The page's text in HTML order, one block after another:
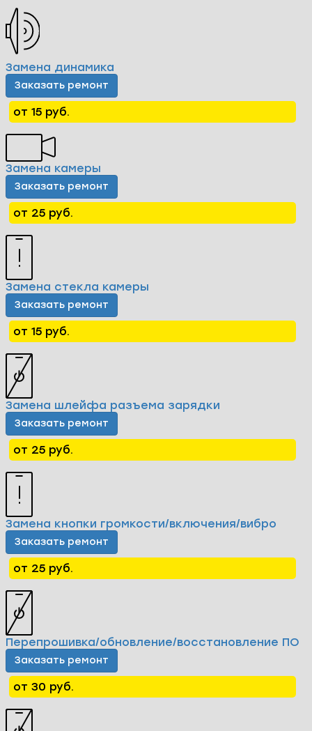
Замена динамика
Заказать ремонт
от 15 руб.
Замена камеры
Заказать ремонт
от 25 руб.
Замена стекла камеры
Заказать ремонт
от 15 руб.
Замена шлейфа разъема зарядки
Заказать ремонт
от 25 руб.
Замена кнопки громкости/включения/вибро
Заказать ремонт
от 25 руб.
Перепрошивка/обновление/восстановление ПО
Заказать ремонт
от 30 руб.